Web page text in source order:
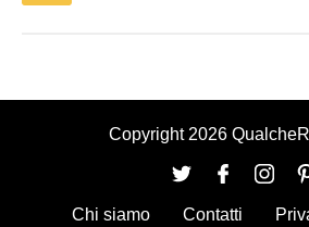
Copyright 2026
Chi siamo Contatti